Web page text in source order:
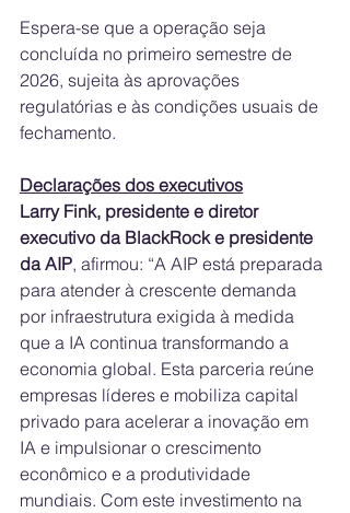
Espera-se que a operação seja
concluída no primeiro semestre de
2026, sujeita às aprovações
regulatórias e às condições usuais de
fechamento.
Declarações dos executivos
Larry Fink, presidente e diretor
executivo da BlackRock e presidente
da AIP, afirmou: “A AIP está preparada
para atender à crescente demanda
por infraestrutura exigida à medida
que a IA continua transformando a
economia global. Esta parceria reúne
empresas líderes e mobiliza capital
privado para acelerar a inovação em
IA e impulsionar o crescimento
econômico e a produtividade
mundiais. Com este investimento na